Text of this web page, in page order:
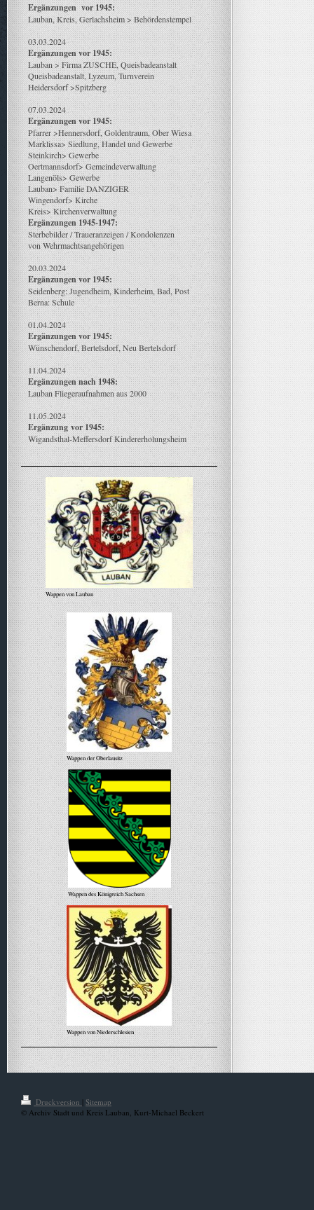
Ergänzungen vor 1945:
Lauban, Kreis, Gerlachsheim > Behördenstempel
03.03.2024
Ergänzungen vor 1945:
Lauban > Firma ZUSCHE, Queisbadeanstalt
Queisbadeanstalt, Lyzeum, Turnverein
Heidersdorf >Spitzberg
07.03.2024
Ergänzungen vor 1945:
Pfarrer >Hennersdorf, Goldentraum, Ober Wiesa
Marklissa> Siedlung, Handel und Gewerbe
Steinkirch> Gewerbe
Oertmannsdorf> Gemeindeverwaltung
Langenöls> Gewerbe
Lauban> Familie DANZIGER
Wingendorf> Kirche
Kreis> Kirchenverwaltung
Ergänzungen 1945-1947:
Sterbebilder / Traueranzeigen / Kondolenzen
von Wehrmachtsangehörigen
20.03.2024
Ergänzungen vor 1945:
Seidenberg: Jugendheim, Kinderheim, Bad, Post
Berna: Schule
01.04.2024
Ergänzungen vor 1945:
Wünschendorf, Bertelsdorf, Neu Bertelsdorf
11.04.2024
Ergänzungen nach 1948:
Lauban Fliegeraufnahmen aus 2000
11.05.2024
Ergänzungvor 1945:
Wigandsthal-Meffersdorf Kindererholungsheim
Wappen von Lauban
Wappen der Oberlausitz
Wappen des Königreich Sachsen
Wappen von Niederschlesien
Alle Meldungen
Druckversion | Sitemap
© Archiv Stadt und Kreis Lauban, Kurt-Michael Beckert